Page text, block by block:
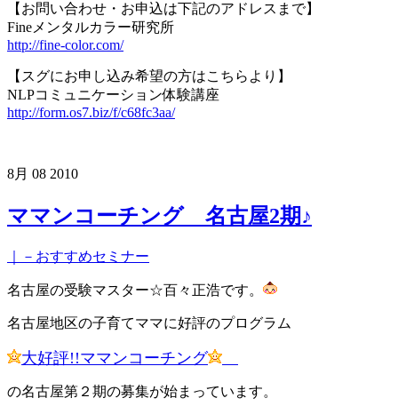
【お問い合わせ・お申込は下記のアドレスまで】
Fineメンタルカラー研究所
http://fine-color.com/
【スグにお申し込み希望の方はこちらより】
NLPコミュニケーション体験講座
http://form.os7.biz/f/c68fc3aa/
8月 08 2010
ママンコーチング 名古屋2期♪
｜－おすすめセミナー
名古屋の受験マスター☆百々正浩です。
名古屋地区の子育てママに好評のプログラム
大好評!!ママンコーチング
の名古屋第２期の募集が始まっています。